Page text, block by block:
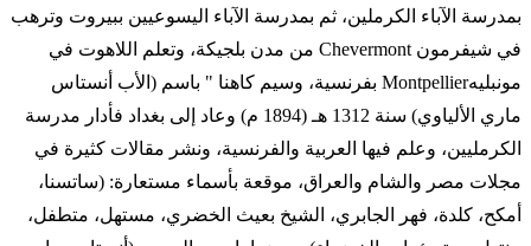
بمدرسة الآباء الكرملين، ثم بمدرسة الآباء اليسوعيين ببيروت وترهب
في شيفرمون Chevermont من مدن بلجيكة، وتعلم اللاهوت في
مونبليهMontpellier بفرنسية، وسيم كاهنا " باسم (الأب أنستاس
ماري الألياوي) سنة 1312 هـ (1894 م) وعاد إلى بغداد فأدار مدرسة
الكرمليين، وعلم فيها العربية والفرنسية، ونشر مقالات كثيرة في
مجلات مصر والشام والعراق، موقعة بأسماء مستعارة: (ساتسنا،
أمكح، كلدة، فهر الجابري، الشيخ بعيث الخضري، مستهل، متطفل،